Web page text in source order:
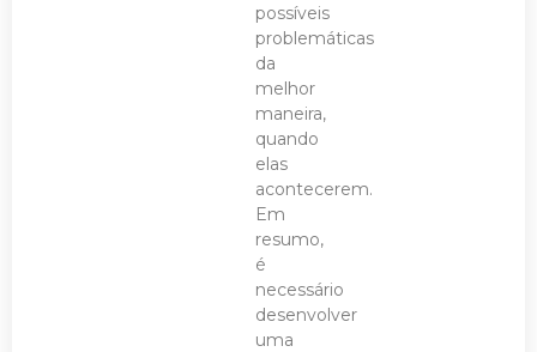
possíveis
problemáticas
da
melhor
maneira,
quando
elas
acontecerem.
Em
resumo,
é
necessário
desenvolver
uma